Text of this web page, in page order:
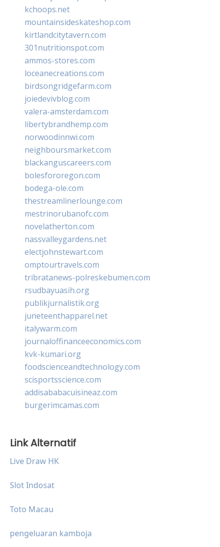
kchoops.net
mountainsideskateshop.com
kirtlandcitytavern.com
301nutritionspot.com
ammos-stores.com
loceanecreations.com
birdsongridgefarm.com
joiedevivblog.com
valera-amsterdam.com
libertybrandhemp.com
norwoodinnwi.com
neighboursmarket.com
blackanguscareers.com
bolesfororegon.com
bodega-ole.com
thestreamlinerlounge.com
mestrinorubanofc.com
novelatherton.com
nassvalleygardens.net
electjohnstewart.com
omptourtravels.com
tribratanews-polreskebumen.com
rsudbayuasih.org
publikjurnalistik.org
juneteenthapparel.net
italywarm.com
journaloffinanceeconomics.com
kvk-kumari.org
foodscienceandtechnology.com
scisportsscience.com
addisababacuisineaz.com
burgerimcamas.com
Link Alternatif
Live Draw HK
Slot Indosat
Toto Macau
pengeluaran kamboja